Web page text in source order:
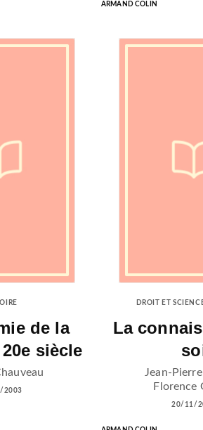
ARMAND COLIN
de la
siècle
2003
DROIT ET
La
Jean-
Florence
20/11/